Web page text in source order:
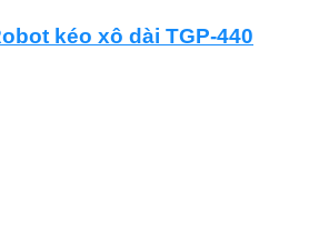
kéo xô dài TGP-440